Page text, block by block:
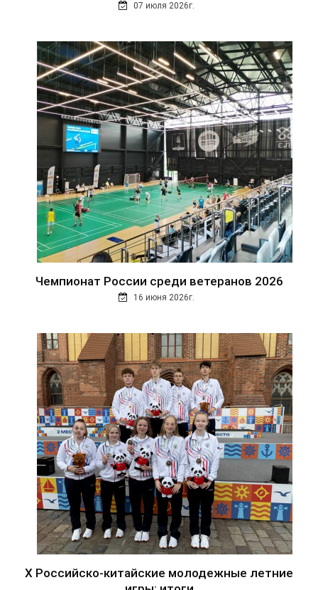
07 июля 2026г.
Чемпионат России среди ветеранов 2026
16 июня 2026г.
Х Российско-китайские молодежные летние